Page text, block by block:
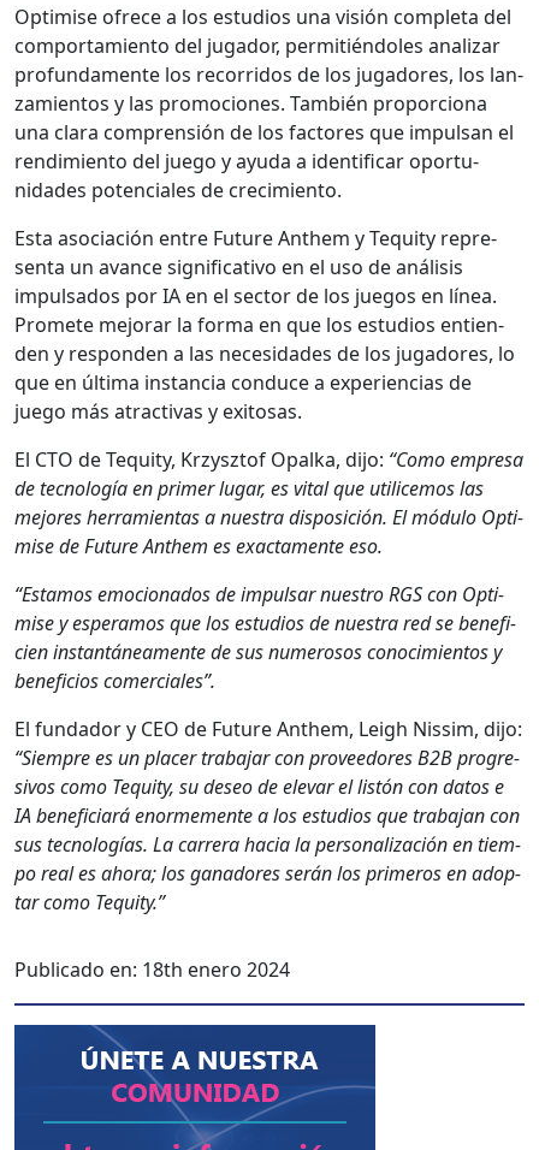
Opti­mise ofrece a los estu­dios una visión com­ple­ta del
com­por­tamien­to del jugador, per­mi­tién­doles analizar
pro­fun­da­mente los recor­ri­dos de los jugadores, los lan­
za­mien­tos y las pro­mo­ciones. Tam­bién pro­por­ciona
una clara com­pren­sión de los fac­tores que impul­san el
rendimien­to del juego y ayu­da a iden­ti­ficar opor­tu­
nidades poten­ciales de crec­imien­to.
Esta aso­ciación entre Future Anthem y Tequity rep­re­
sen­ta un avance sig­ni­fica­ti­vo en el uso de análi­sis
impul­sa­dos por IA en el sec­tor de los jue­gos en línea.
Prom­ete mejo­rar la for­ma en que los estu­dios entien­
den y respon­den a las necesi­dades de los jugadores, lo
que en últi­ma instan­cia con­duce a expe­ri­en­cias de
juego más atrac­ti­vas y exi­tosas.
El CTO de Tequity, Krzysztof Opal­ka, dijo: “Como empre­sa
de tec­nología en primer lugar, es vital que util­ice­mos las
mejores her­ramien­tas a nues­tra dis­posi­ción. El módu­lo Opti­
mise de Future Anthem es exac­ta­mente eso.
“Esta­mos emo­ciona­dos de impul­sar nue­stro RGS con Opti­
mise y esper­amos que los estu­dios de nues­tra red se ben­e­fi­
cien instan­tánea­mente de sus numerosos conocimien­tos y
ben­efi­cios com­er­ciales”.
El fun­dador y CEO de Future Anthem, Leigh Nis­sim, dijo:
“Siem­pre es un plac­er tra­ba­jar con provee­dores B2B pro­gre­
sivos como Tequity, su deseo de ele­var el listón con datos e
IA ben­e­fi­cia­rá enorme­mente a los estu­dios que tra­ba­jan con
sus tec­nologías. La car­rera hacia la per­son­al­ización en tiem­
po real es aho­ra; los ganadores serán los primeros en adop­
tar como Tequity.”
Publicado en: 18th enero 2024